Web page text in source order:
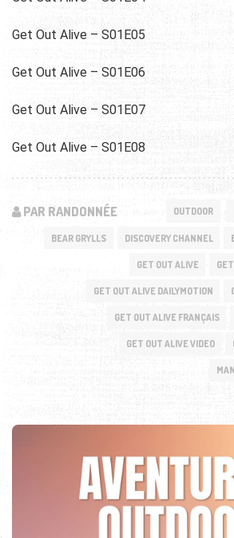
Get Out Alive – S01E05
Get Out Alive – S01E06
Get Out Alive – S01E07
Get Out Alive – S01E08
PAR RANDONNÉE OUTDOOR
BEAR GRYLLS DISCOVERY CHANNEL
GET OUT ALIVE
GET OUT ALIVE DAILYMOTION
GET OUT ALIVE FRANÇAIS
GET OUT ALIVE VIDEO